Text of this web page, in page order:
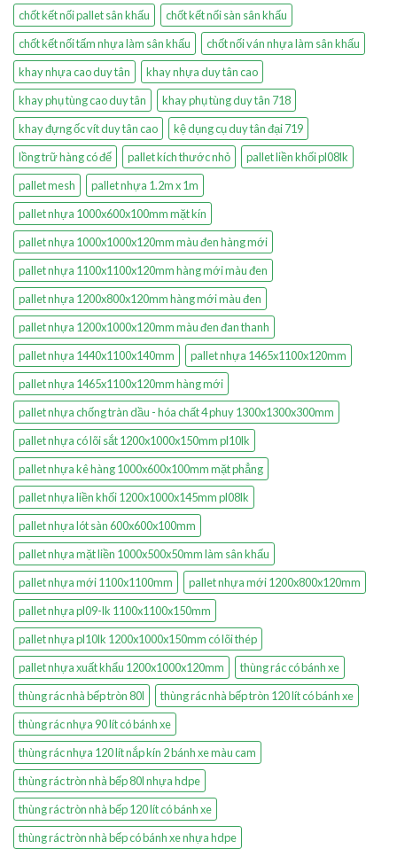
chốt kết nối pallet sân khấu
chốt kết nối sàn sân khấu
chốt kết nối tấm nhựa làm sân khấu
chốt nối ván nhựa làm sân khấu
khay nhựa cao duy tân
khay nhựa duy tân cao
khay phụ tùng cao duy tân
khay phụ tùng duy tân 718
khay đựng ốc vít duy tân cao
kệ dụng cụ duy tân đại 719
lồng trữ hàng có đế
pallet kích thước nhỏ
pallet liền khối pl08lk
pallet mesh
pallet nhựa 1.2m x 1m
pallet nhựa 1000x600x100mm mặt kín
pallet nhựa 1000x1000x120mm màu đen hàng mới
pallet nhựa 1100x1100x120mm hàng mới màu đen
pallet nhựa 1200x800x120mm hàng mới màu đen
pallet nhựa 1200x1000x120mm màu đen đan thanh
pallet nhựa 1440x1100x140mm
pallet nhựa 1465x1100x120mm
pallet nhựa 1465x1100x120mm hàng mới
pallet nhựa chống tràn dầu - hóa chất 4 phuy 1300x1300x300mm
pallet nhựa có lõi sắt 1200x1000x150mm pl10lk
pallet nhựa kê hàng 1000x600x100mm mặt phẳng
pallet nhựa liền khối 1200x1000x145mm pl08lk
pallet nhựa lót sàn 600x600x100mm
pallet nhựa mặt liền 1000x500x50mm làm sân khấu
pallet nhựa mới 1100x1100mm
pallet nhựa mới 1200x800x120mm
pallet nhựa pl09-lk 1100x1100x150mm
pallet nhựa pl10lk 1200x1000x150mm có lõi thép
pallet nhựa xuất khẩu 1200x1000x120mm
thùng rác có bánh xe
thùng rác nhà bếp tròn 80l
thùng rác nhà bếp tròn 120 lít có bánh xe
thùng rác nhựa 90 lít có bánh xe
thùng rác nhựa 120 lít nắp kín 2 bánh xe màu cam
thùng rác tròn nhà bếp 80l nhựa hdpe
thùng rác tròn nhà bếp 120 lít có bánh xe
thùng rác tròn nhà bếp có bánh xe nhựa hdpe